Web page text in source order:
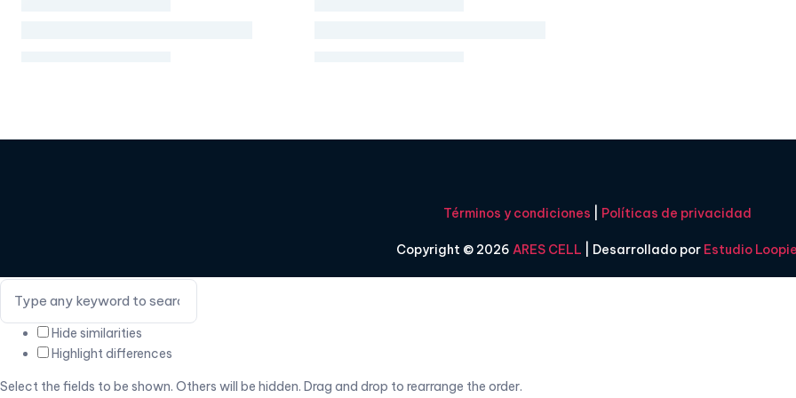
Términos y condiciones Políticas de privacidad
Copyright © 2026 ARES CELL | Desarrollado por Estudio
Hide similarities
Highlight differences
Select the fields to be shown. Others will be hidden. Drag and drop to rearrange the order.